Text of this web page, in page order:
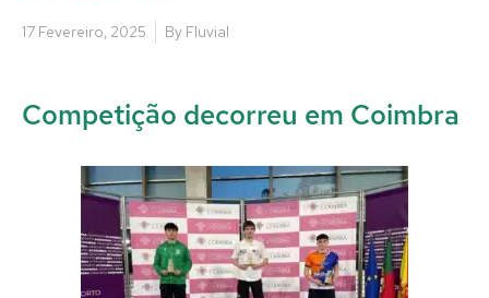
17 Fevereiro, 2025 By Fluvial
Competição decorreu em Coimbra